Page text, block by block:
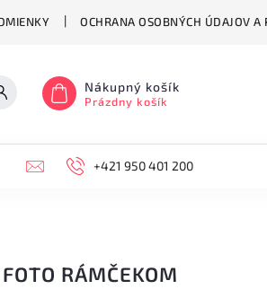
OCHRANA OSOBNÝCH ÚDAJOV A
Nákupný košík
Prázdny košík
HODINY KONTAKT VŠEOBECNÉ
+421 950 401 200
RÁMČEKOM